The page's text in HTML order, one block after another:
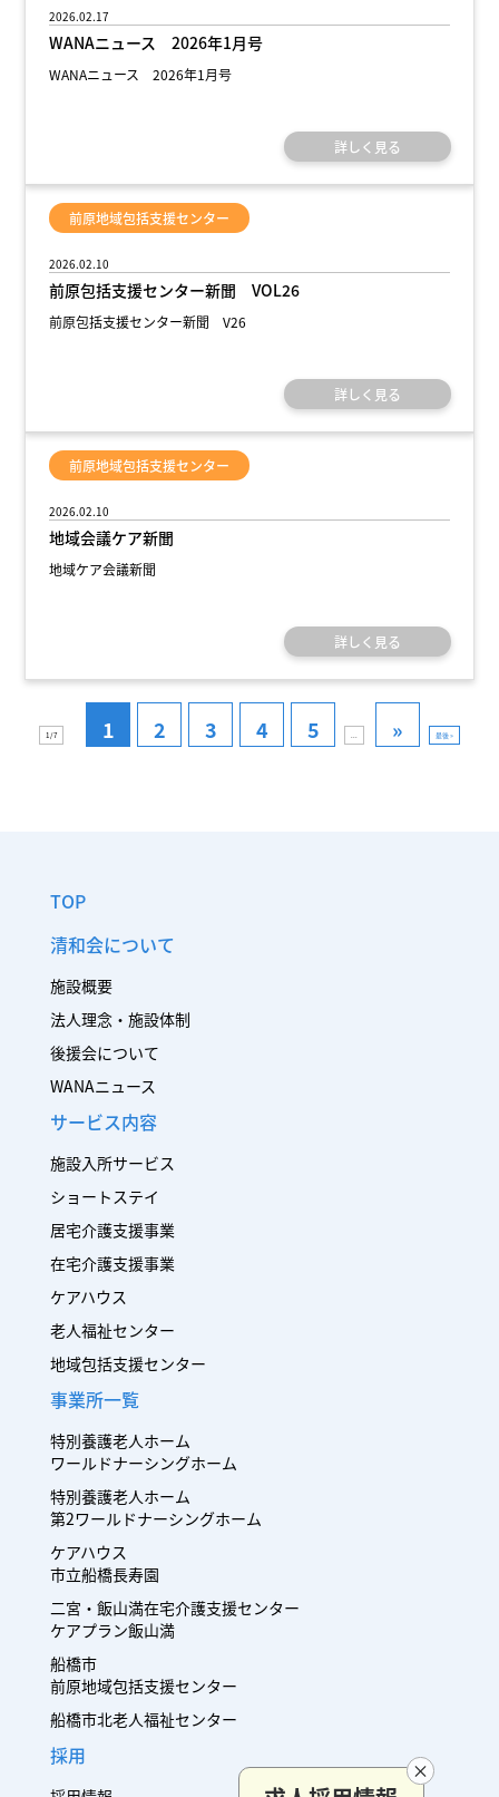
2026.02.17
WANAニュース 2026年1月号
WANAニュース 2026年1月号
詳しく見る
前原地域包括支援センター
2026.02.10
前原包括支援センター新聞 VOL26
前原包括支援センター新聞 V26
詳しく見る
前原地域包括支援センター
2026.02.10
地域会議ケア新聞
地域ケア会議新聞
詳しく見る
1 / 7 1 2 3 4 5 ... » 最後 »
TOP
清和会について
施設概要
法人理念・施設体制
後援会について
WANAニュース
サービス内容
施設入所サービス
ショートステイ
居宅介護支援事業
在宅介護支援事業
ケアハウス
老人福祉センター
地域包括支援センター
事業所一覧
特別養護老人ホーム
ワールドナーシングホーム
特別養護老人ホーム
第2ワールドナーシングホーム
ケアハウス
市立船橋長寿園
二宮・飯山満在宅介護支援センター
ケアプラン飯山満
船橋市
前原地域包括支援センター
船橋市北老人福祉センター
採用